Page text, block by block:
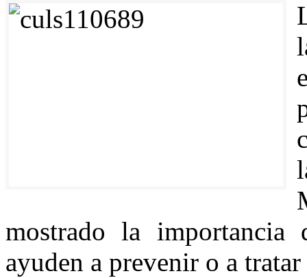
mostrado la importancia
ayuden a prevenir o a